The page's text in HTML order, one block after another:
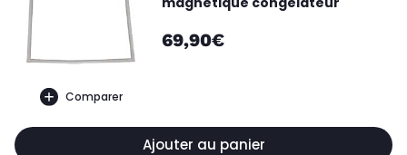
Comparer
69,90€
Ajouter au panier